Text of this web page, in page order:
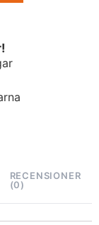
RECENSIONER
(0)